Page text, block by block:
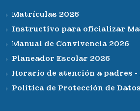
Matrículas 2026
Instructivo para oficializar
Manual de Convivencia 2026
Planeador Escolar 2026
Horario de atención a padres
Política de Protección de